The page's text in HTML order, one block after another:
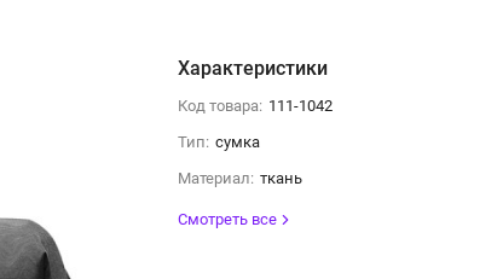
Характеристики
Код товара: 111-1042
Тип: сумка
Материал: ткань
Смотреть все